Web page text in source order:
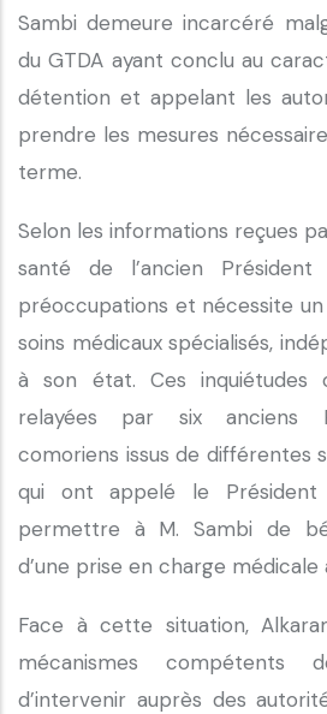
Sambi demeure incarcéré
du GTDA ayant conclu au
détention et appelant les
prendre les mesures
terme.
Selon les informations reçues
santé de l’ancien
préoccupations et nécessite
soins médicaux spécialisés,
à son état. Ces inquiétudes
relayées par six anciens
comoriens issus de différentes
qui ont appelé le Président
permettre à M. Sambi de
d’une prise en charge
Face à cette situation,
mécanismes compétents
d’intervenir auprès des